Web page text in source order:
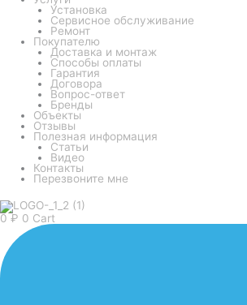
Установка
Сервисное обслуживание
Ремонт
Покупателю
Доставка и монтаж
Способы оплаты
Гарантия
Договора
Вопрос-ответ
Бренды
Объекты
Отзывы
Полезная информация
Статьи
Видео
Контакты
Перезвоните мне
0 ₽ 0 Cart